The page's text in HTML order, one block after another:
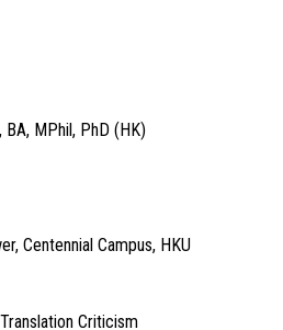
BA, MPhil, PhD (HK)
Centennial Campus, HKU
Criticism